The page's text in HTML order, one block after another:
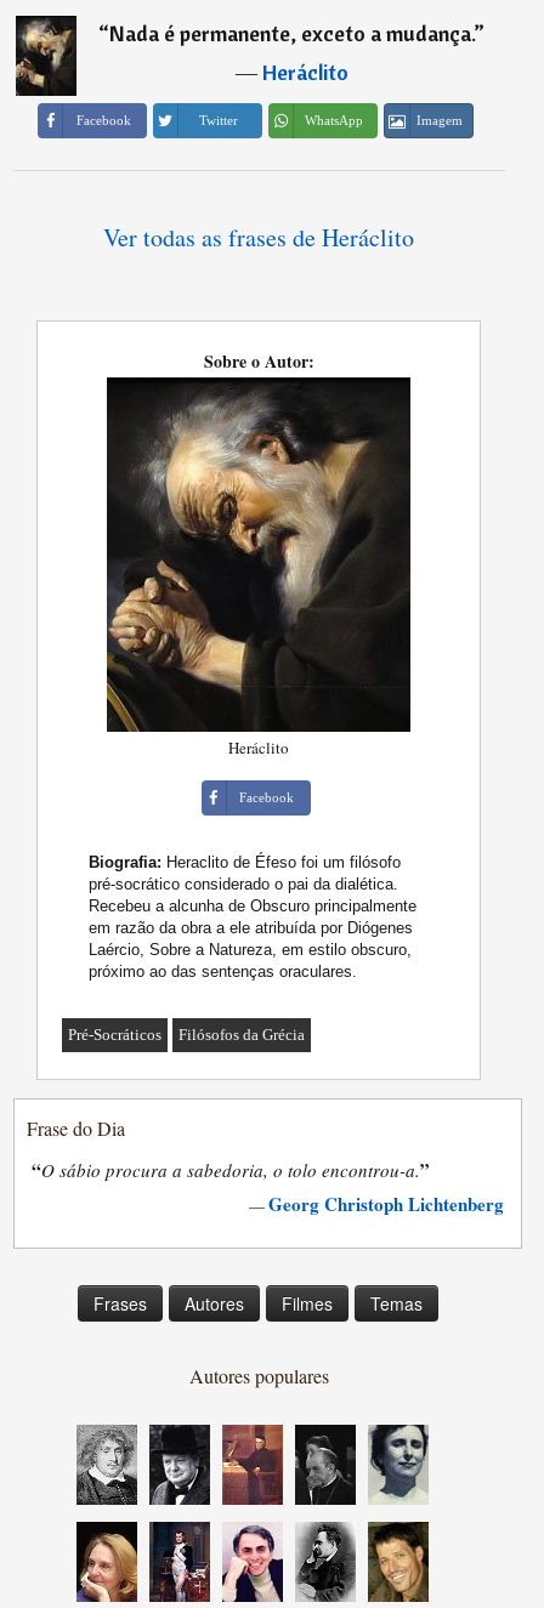
“Nada é permanente, exceto a mudança.”
―Heráclito
Facebook Twitter WhatsApp Imagem
Ver todas as frases de Heráclito
Sobre o Autor:
Heráclito
Facebook
Biografia: Heraclito de Éfeso foi um filósofo
pré-socrático considerado o pai da dialética.
Recebeu a alcunha de Obscuro principalmente
em razão da obra a ele atribuída por Diógenes
Laércio, Sobre a Natureza, em estilo obscuro,
próximo ao das sentenças oraculares.
Pré-Socráticos Filósofos da Grécia
Frase do Dia
“O sábio procura a sabedoria, o tolo encontrou-a.”
—Georg Christoph Lichtenberg
Frases Autores Filmes Temas
Autores populares